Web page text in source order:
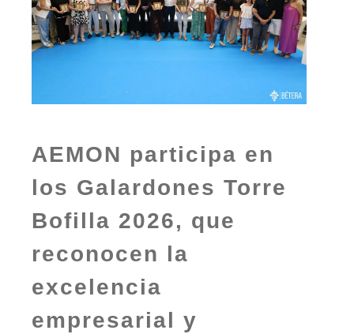
AEMON participa en
los Galardones Torre
Bofilla 2026, que
reconocen la
excelencia
empresarial y